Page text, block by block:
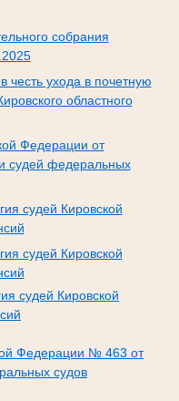
собрания
честь ухода в почетную
областного
Федерации от
судей федеральных
судей Кировской
судей Кировской
судей Кировской
Федерации № 463 от
судов